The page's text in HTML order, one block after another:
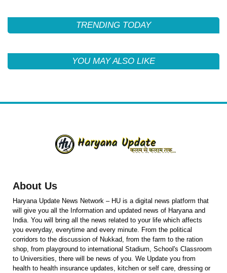
TRENDING TODAY
YOU MAY ALSO LIKE
About Us
Haryana Update News Network – HU is a digital news platform that
will give you all the Information and updated news of Haryana and
India. You will bring all the news related to your life which affects
you everyday, everytime and every minute. From the political
corridors to the discussion of Nukkad, from the farm to the ration
shop, from playground to international Stadium, School's Classroom
to Universities, there will be news of you. We Update you from
health to health insurance updates, kitchen or self care, dressing or